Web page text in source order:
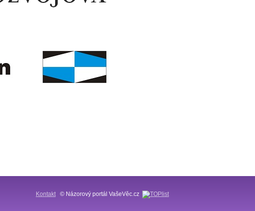
Kontakt © Názorový portál VašeVěc.cz